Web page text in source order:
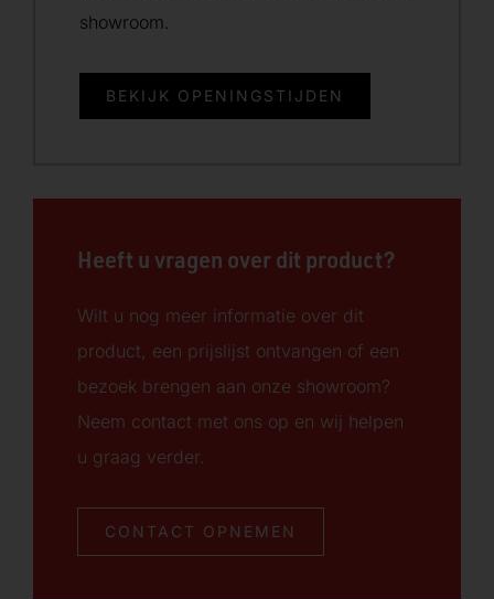
showroom.
BEKIJK OPENINGSTIJDEN
Heeft u vragen over dit product?
Wilt u nog meer informatie over dit
product, een prijslijst ontvangen of een
bezoek brengen aan onze showroom?
Neem contact met ons op en wij helpen
u graag verder.
CONTACT OPNEMEN